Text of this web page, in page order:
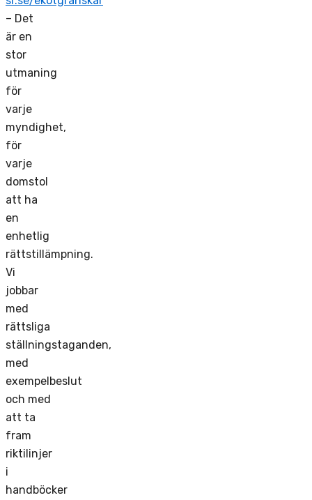
– Det
är en
stor
utmaning
för
varje
myndighet,
för
varje
domstol
att ha
en
enhetlig
rättstillämpning.
Vi
jobbar
med
rättsliga
ställningstaganden,
med
exempelbeslut
och med
att ta
fram
riktilinjer
i
handböcker